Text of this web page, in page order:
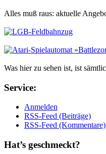
Alles muß raus: aktuelle
Was hier zu sehen ist, ist
Ser­vice:
Anmelden
RSS-Feed (Beiträge)
RSS-Feed (Kommentare)
Hat’s ge­schmeckt?